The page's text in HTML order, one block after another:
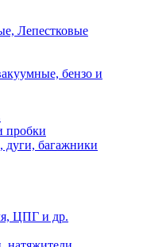
Лепестковые
бензо и
пробки
дуги, багажники
ЦПГ и др.